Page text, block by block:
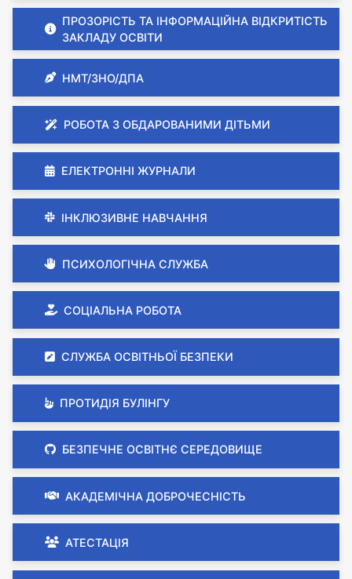
ПРОЗОРІСТЬ ТА ІНФОРМАЦІЙНА ВІДКРИТІСТЬ
ЗАКЛАДУ ОСВІТИ
НМТ/ЗНО/ДПА
РОБОТА З ОБДАРОВАНИМИ ДІТЬМИ
ЕЛЕКТРОННІ ЖУРНАЛИ
ІНКЛЮЗИВНЕ НАВЧАННЯ
ПСИХОЛОГІЧНА СЛУЖБА
СОЦІАЛЬНА РОБОТА
СЛУЖБА ОСВІТНЬОЇ БЕЗПЕКИ
ПРОТИДІЯ БУЛІНГУ
БЕЗПЕЧНЕ ОСВІТНЄ СЕРЕДОВИЩЕ
АКАДЕМІЧНА ДОБРОЧЕСНІСТЬ
АТЕСТАЦІЯ